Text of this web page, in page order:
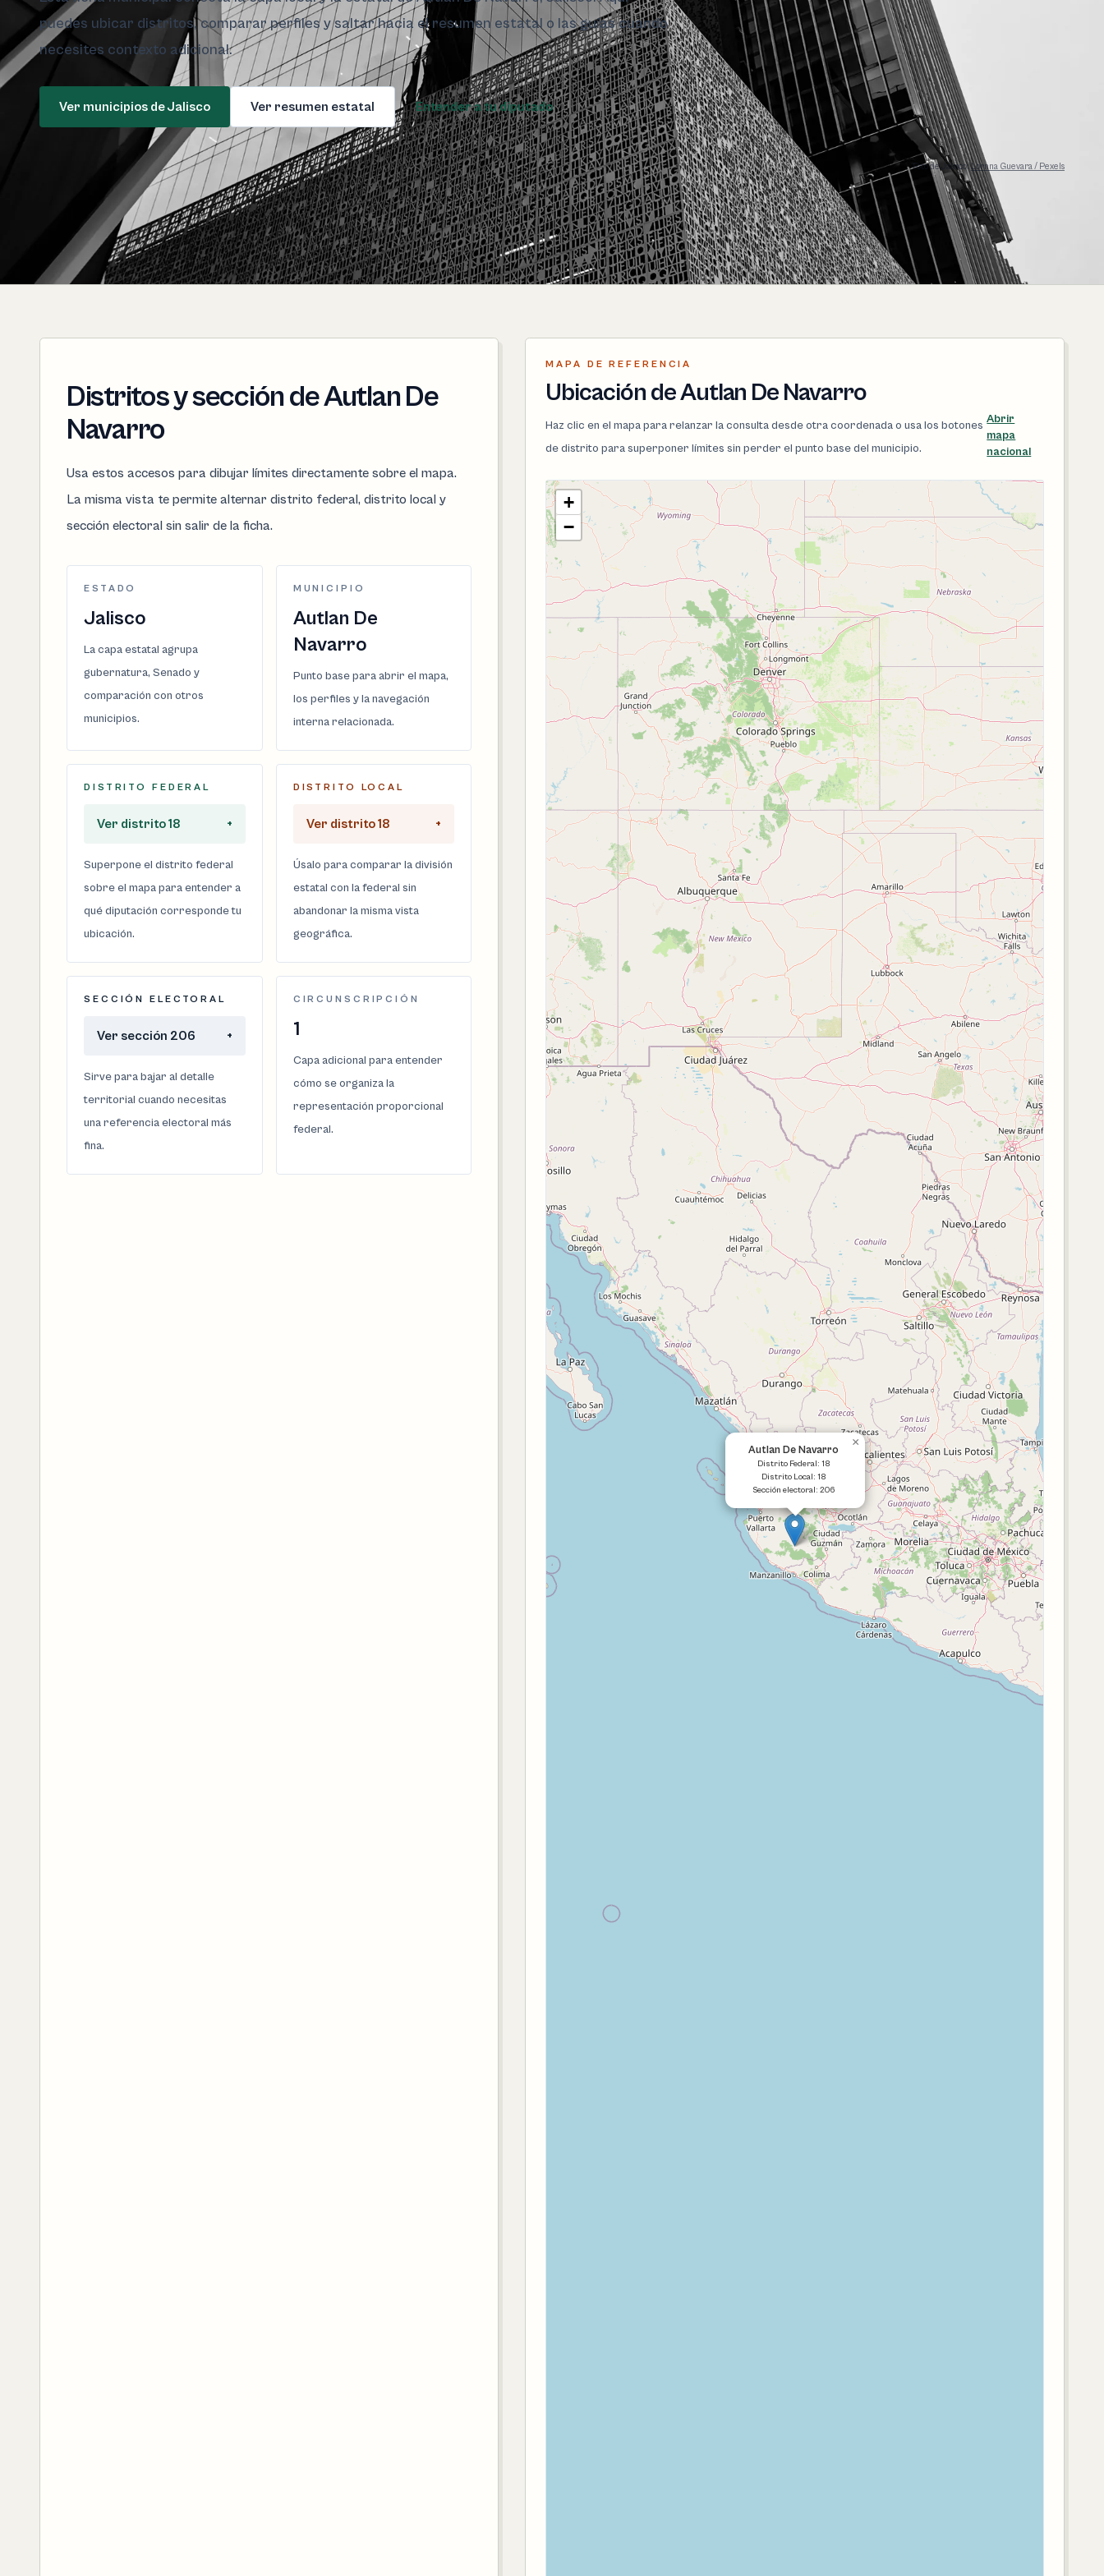
puedes ubicar distritos, comparar perfiles y saltar hacia el resumen estatal o las guías cuando
necesites contexto adicional.
Ver municipios de Jalisco Ver resumen estatal Entender a tu diputado
Foto de Jalisco:Lornna Guevara / Pexels
Distritos y sección de Autlan De
Navarro
Usa estos accesos para dibujar límites directamente sobre el mapa.
La misma vista te permite alternar distrito federal, distrito local y
sección electoral sin salir de la ficha.
ESTADO
Jalisco
La capa estatal agrupa
gubernatura, Senado y
comparación con otros
municipios.
MUNICIPIO
Autlan De
Navarro
Punto base para abrir el mapa,
los perfiles y la navegación
interna relacionada.
DISTRITO FEDERAL
Ver distrito 18 +
Superpone el distrito federal
sobre el mapa para entender a
qué diputación corresponde tu
ubicación.
DISTRITO LOCAL
Ver distrito 18 +
Úsalo para comparar la división
estatal con la federal sin
abandonar la misma vista
geográfica.
SECCIÓN ELECTORAL
Ver sección 206 +
Sirve para bajar al detalle
territorial cuando necesitas
una referencia electoral más
fina.
CIRCUNSCRIPCIÓN
1
Capa adicional para entender
cómo se organiza la
representación proporcional
federal.
MAPA DE REFERENCIA
Ubicación de Autlan De Navarro
Haz clic en el mapa para relanzar la consulta desde otra coordenada o usa los botones
de distrito para superponer límites sin perder el punto base del municipio.
Abrir
mapa
nacional
Autlan De Navarro
Distrito Federal: 18
Distrito Local: 18
Sección electoral: 206
×
+
−